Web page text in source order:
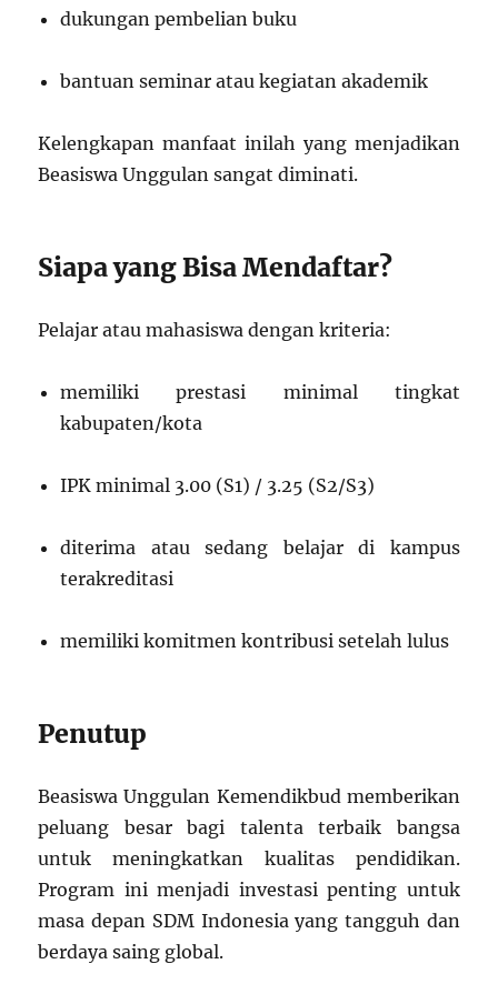
dukungan pembelian buku
bantuan seminar atau kegiatan akademik
Kelengkapan manfaat inilah yang menjadikan
Beasiswa Unggulan sangat diminati.
Siapa yang Bisa Mendaftar?
Pelajar atau mahasiswa dengan kriteria:
memiliki prestasi minimal tingkat
kabupaten/kota
IPK minimal 3.00 (S1) / 3.25 (S2/S3)
diterima atau sedang belajar di kampus
terakreditasi
memiliki komitmen kontribusi setelah lulus
Penutup
Beasiswa Unggulan Kemendikbud memberikan
peluang besar bagi talenta terbaik bangsa
untuk meningkatkan kualitas pendidikan.
Program ini menjadi investasi penting untuk
masa depan SDM Indonesia yang tangguh dan
berdaya saing global.